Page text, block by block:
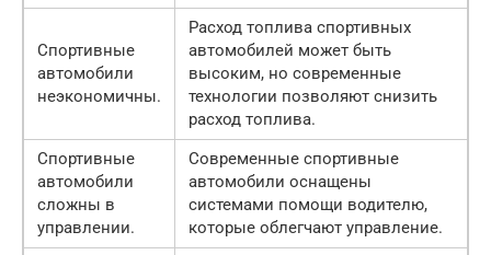
Спортивные
автомобили
неэкономичны.
Расход топлива спортивных
автомобилей может быть
высоким, но современные
технологии позволяют снизить
расход топлива.
Спортивные
автомобили
сложны в
управлении.
Современные спортивные
автомобили оснащены
системами помощи водителю,
которые облегчают управление.